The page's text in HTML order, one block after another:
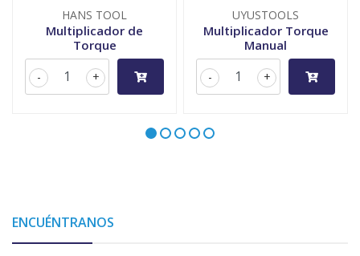
HANS TOOL
Multiplicador de
Torque
+
-
UYUSTOOLS
Multiplicador Torque
Manual
+
-
ENCUÉNTRANOS